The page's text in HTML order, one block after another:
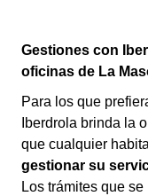
Gestiones con
oficinas de La
Para los que
Iberdrola brinda la
que cualquier
gestionar su
Los trámites que